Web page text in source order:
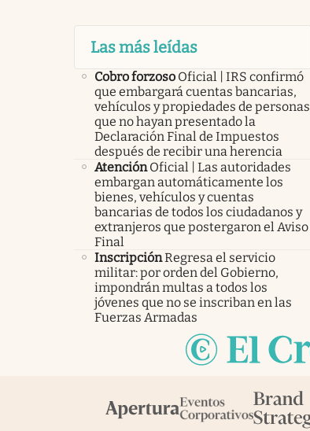
Las más leídas
Cobro forzoso Oficial | IRS confirmó
que embargará cuentas bancarias,
vehículos y propiedades de personas
que no hayan presentado la
Declaración Final de Impuestos
después de recibir una herencia
Atención Oficial | Las autoridades
embargan automáticamente los
bienes, vehículos y cuentas
bancarias de todos los ciudadanos y
extranjeros que postergaron el Aviso
Final
InscripciónRegresa el servicio
militar: por orden del Gobierno,
impondrán multas a todos los
jóvenes que no se inscriban en las
Fuerzas Armadas